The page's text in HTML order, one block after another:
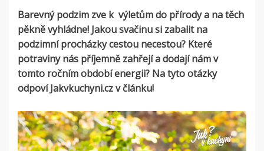
Barevný podzim zve k výletům do přírody a na těch
pěkně vyhládne! Jakou svačinu si zabalit na
podzimní procházky cestou necestou? Které
potraviny nás příjemně zahřejí a dodají nám v
tomto ročním období energii? Na tyto otázky
odpoví Jakvkuchyni.cz v článku!